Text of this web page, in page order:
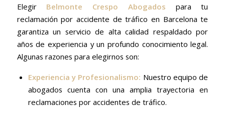
Elegir Belmonte Crespo Abogados para tu
reclamación por accidente de tráfico en Barcelona te
garantiza un servicio de alta calidad respaldado por
años de experiencia y un profundo conocimiento legal.
Algunas razones para elegirnos son:
Experiencia y Profesionalismo: Nuestro equipo de
abogados cuenta con una amplia trayectoria en
reclamaciones por accidentes de tráfico.